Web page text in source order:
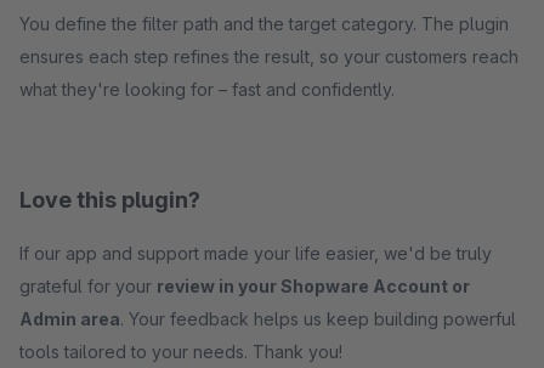
You define the filter path and the target category. The plugin
ensures each step refines the result, so your customers reach
what they're looking for – fast and confidently.
Love this plugin?
If our app and support made your life easier, we'd be truly
grateful for your review in your Shopware Account or
Admin area. Your feedback helps us keep building powerful
tools tailored to your needs. Thank you!